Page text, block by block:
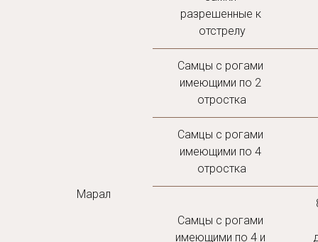
Марал
разрешенные к
отстрелу
Самцы с рогами
имеющими по 2
отростка
Самцы с рогами
имеющими по 4
отростка
Самцы с рогами
имеющими по 4 и